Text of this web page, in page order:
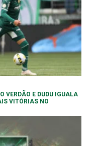
VERDÃO E DUDU IGUALA
VITÓRIAS NO